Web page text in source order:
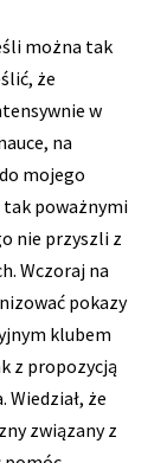
można tak
że
w
na
mojego
tak poważnymi
nie przyszli z
Wczoraj na
pokazy
klubem
z propozycją
że
związany z